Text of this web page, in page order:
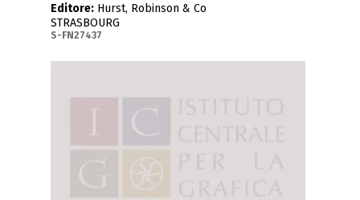
Editore: Hurst, Robinson & Co
STRASBOURG
S-FN27437